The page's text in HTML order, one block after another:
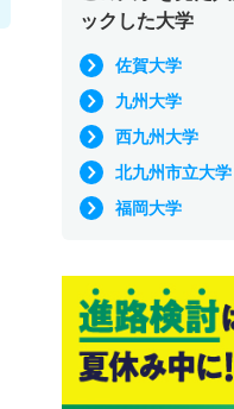
ックした大学
佐賀大学
九州大学
西九州大学
北九州市立大学
福岡大学